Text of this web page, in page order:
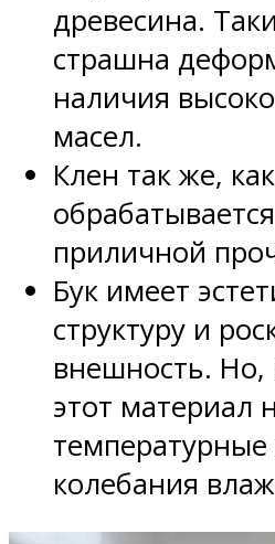
древесина.
страшна
наличия
масел.
Клен так же,
приличной
Бук имеет
структуру и
внешность.
этот материал
колебания